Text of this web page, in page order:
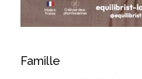
Famille